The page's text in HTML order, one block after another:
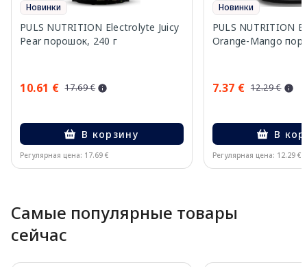
Новинки
PULS NUTRITION Electrolyte Juicy
Pear порошок, 240 г
10.61 € 17.69 €
В корзину
Регулярная цена: 17.69 €
Новинки
PULS NUTRITION
Orange-Mango
7.37 € 12.29 €
В
Регулярная цена: 12.29 €
Самые популярные товары
сейчас